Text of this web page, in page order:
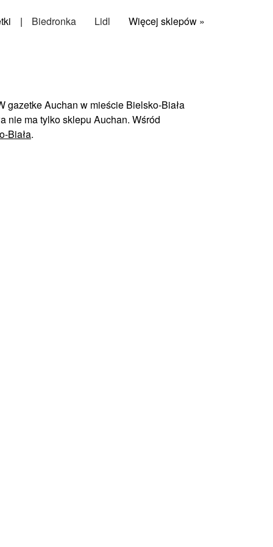
| Biedronka Lidl Więcej sklepów »
gazetke Auchan w mieście Bielsko-Biała
nie ma tylko sklepu Auchan. Wśród
Biała.